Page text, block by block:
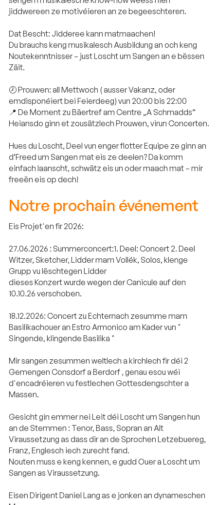
jiddwereen ze motivéieren an ze begeeschteren.
Dat Bescht: Jidderee kann matmaachen!
Du brauchs keng musikalesch Ausbildung an och keng
Noutekenntnisser – just Loscht um Sangen an e bëssen
Zäit.
🕗 Prouwen: all Mettwoch ( ausser Vakanz, oder
emdisponéiert bei Feierdeeg) vun 20:00 bis 22:00
📍 De Moment zu Bäertref am Centre „A Schmadds“
Heiansdo ginn et zousätzlech Prouwen, virun Concerten.
Hues du Loscht, Deel vun enger flotter Equipe ze ginn an
d’Freed um Sangen mat eis ze deelen? Da komm
einfach laanscht, schwätz eis un oder maach mat – mir
freeën eis op dech!
Notre prochain événement
Eis Projet'en fir 2026:
27.06.2026 : Summerconcert:1. Deel: Concert 2. Deel
Witzer, Sketcher, Lidder mam Vollék, Solos, klenge
Grupp vu lëschtegen Lidder
dieses Konzert wurde wegen der Canicule auf den
10.10.26 verschoben.
18.12.2026: Concert zu Echternach zesumme mam
Basilikachouer an Estro Armonico am Kader vun "
Singende, klingende Basilika "
Mir sangen zesummen weltlech a kirchlech fir déi 2
Gemengen Consdorf a Berdorf , genau esou wéi
d'encadréieren vu festlechen Gottesdengschter a
Massen.
Gesicht gin emmer nei Leit déi Loscht um Sangen hun
an de Stemmen : Tenor, Bass, Sopran an Alt
Viraussetzung as dass dir an de Sprochen Letzebuereg,
Franz, Englesch iech zurecht fand.
Nouten muss e keng kennen, e gudd Ouer a Loscht um
Sangen as Viraussetzung.
Eisen Dirigent Daniel Lang as e jonken an dynameschen